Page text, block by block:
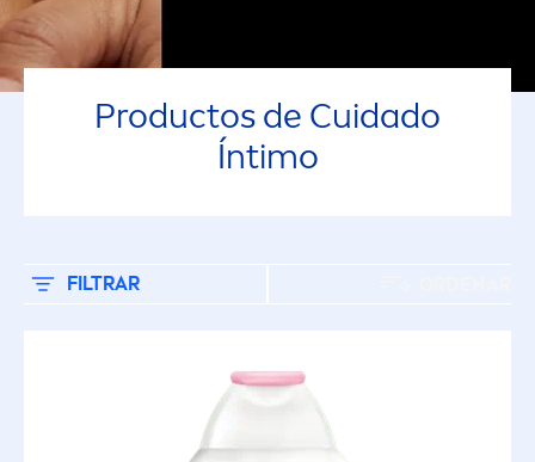
Productos de Cuidado
Íntimo
FILTRAR